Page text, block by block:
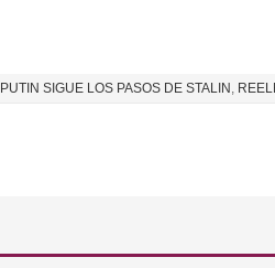
PUTIN SIGUE LOS PASOS DE STALIN